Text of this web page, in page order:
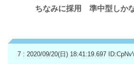
ちなみに採用 準中型しか
7 : 2020/09/20(日) 18:41:19.697